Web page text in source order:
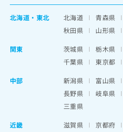
北海道 ・ 東北 北海道 青森県
秋田県
山形県
関東
茨城県 栃木県
千葉県
東京都
中部
新潟県 富山県
長野県
岐阜県
三重県
近畿
滋賀県 京都府